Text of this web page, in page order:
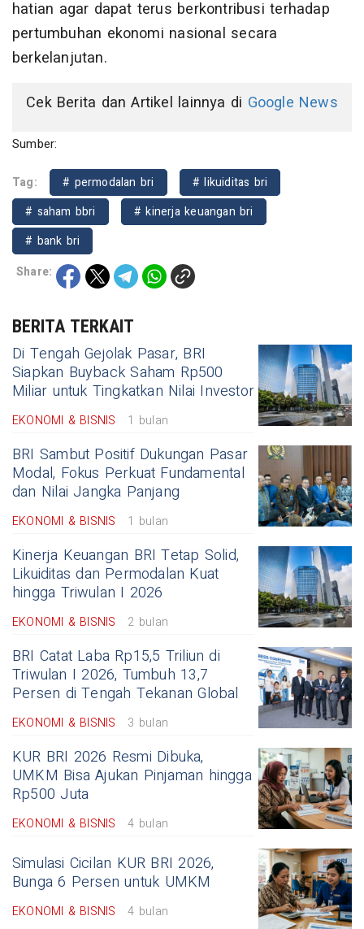
hatian agar dapat terus berkontribusi terhadap
pertumbuhan ekonomi nasional secara
berkelanjutan.
Cek Berita dan Artikel lainnya di Google News
Sumber:
Tag: # permodalan bri
# likuiditas bri
# saham bbri
# kinerja keuangan bri
# bank bri
Share:
BERITA TERKAIT
Di Tengah Gejolak Pasar, BRI
Siapkan Buyback Saham Rp500
Miliar untuk Tingkatkan Nilai Investor
EKONOMI & BISNIS 1 bulan
BRI Sambut Positif Dukungan Pasar
Modal, Fokus Perkuat Fundamental
dan Nilai Jangka Panjang
EKONOMI & BISNIS 1 bulan
Kinerja Keuangan BRI Tetap Solid,
Likuiditas dan Permodalan Kuat
hingga Triwulan I 2026
EKONOMI & BISNIS 2 bulan
BRI Catat Laba Rp15,5 Triliun di
Triwulan I 2026, Tumbuh 13,7
Persen di Tengah Tekanan Global
EKONOMI & BISNIS 3 bulan
KUR BRI 2026 Resmi Dibuka,
UMKM Bisa Ajukan Pinjaman hingga
Rp500 Juta
EKONOMI & BISNIS 4 bulan
Simulasi Cicilan KUR BRI 2026,
Bunga 6 Persen untuk UMKM
EKONOMI & BISNIS 4 bulan